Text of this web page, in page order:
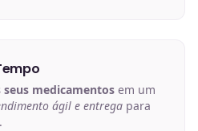
medicamentos em um
ágil e entrega para